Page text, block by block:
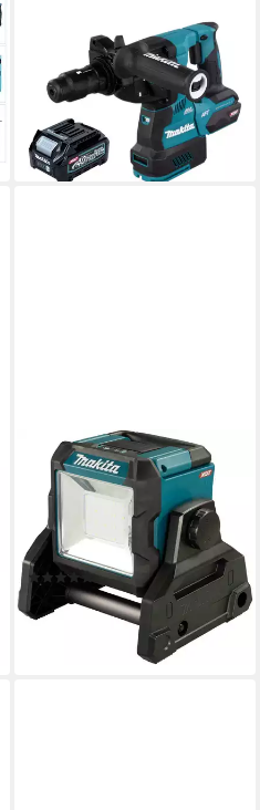
Akku-Bohrhammer HR 002
GD1 Akku Bohrhammer 40 V
max. 2,9 J SDS plus
540,01 €
lieferbar - in 2-3 Werktagen bei dir
MAKITA
LED Baustrahler ML003G,
LED fest integriert,
14,4V/18V/40V, 1900 lx, 1100
lm
(8)
ab 144,22 € UVP207,06 €
-30%
lieferbar - in 2-3 Werktagen bei dir